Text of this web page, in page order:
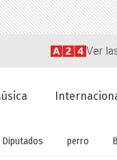
Ver
Diputados perro